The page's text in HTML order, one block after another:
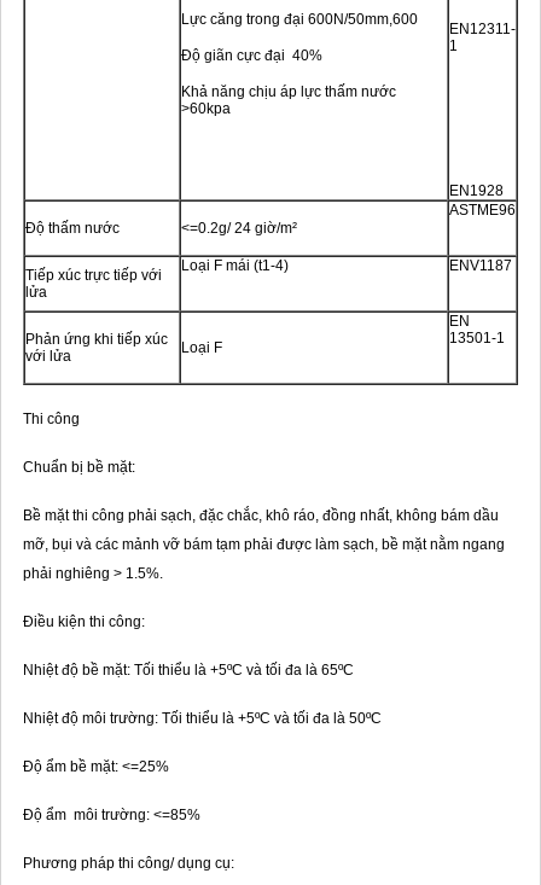
Lực căng trong đại 600N/50mm,600
Độ giãn cực đại 40%
Khả năng chịu áp lực thấm nước
>60kpa
EN12311-
1
EN1928
Độ thấm nước <=0.2g/ 24 giờ/m²
ASTME96
Tiếp xúc trực tiếp với
lửa
Loại F mái (t1-4) ENV1187
Phản ứng khi tiếp xúc
với lửa
Loại F
EN
13501-1
Thi công
Chuẩn bị bề mặt:
Bề mặt thi công phải sạch, đặc chắc, khô ráo, đồng nhất, không bám dầu
mỡ, bụi và các mảnh vỡ bám tạm phải được làm sạch, bề mặt nằm ngang
phải nghiêng > 1.5%.
Điều kiện thi công:
Nhiệt độ bề mặt: Tối thiểu là +5ºC và tối đa là 65ºC
Nhiệt độ môi trường: Tối thiểu là +5ºC và tối đa là 50ºC
Độ ẩm bề mặt: <=25%
Độ ẩm môi trường: <=85%
Phương pháp thi công/ dụng cụ: